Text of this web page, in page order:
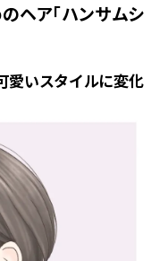
ヘア「ハンサムシ
愛いスタイルに変化